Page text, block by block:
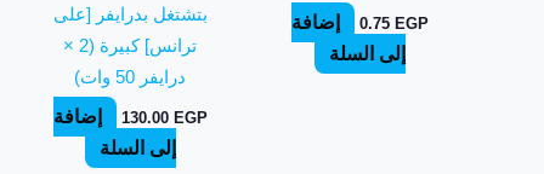
0.75 EGP
إضافة
إلى السلة
بتشتغل بدرايفر [على
ترانس] كبيرة (2 ×
درايفر 50 وات)
130.00 EGP
إضافة
إلى السلة